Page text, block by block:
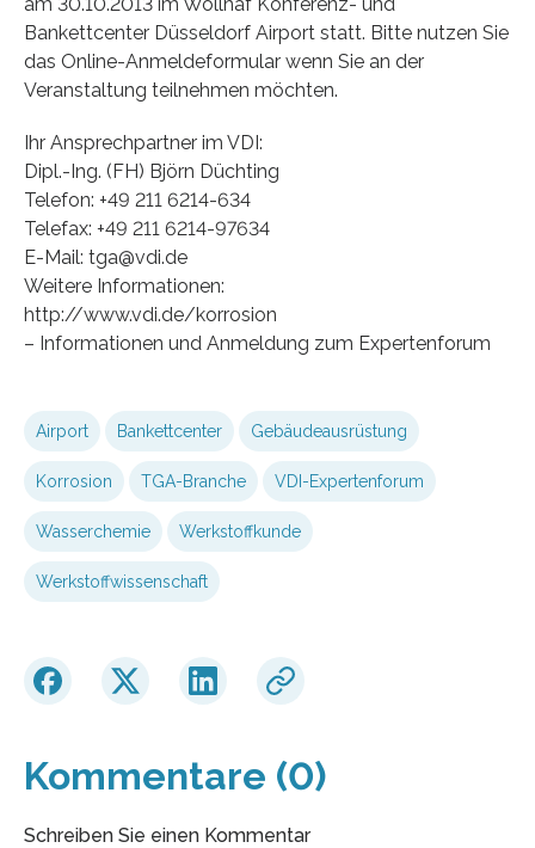
Bankettcenter Düsseldorf Airport statt. Bitte nutzen Sie
das Online-Anmeldeformular wenn Sie an der
Veranstaltung teilnehmen möchten.
Ihr Ansprechpartner im VDI:
Dipl.-Ing. (FH) Björn Düchting
Telefon: +49 211 6214-634
Telefax: +49 211 6214-97634
E-Mail: tga@vdi.de
Weitere Informationen:
http://www.vdi.de/korrosion
– Informationen und Anmeldung zum Expertenforum
Airport Bankettcenter Gebäudeausrüstung
Korrosion TGA-Branche VDI-Expertenforum
Wasserchemie Werkstoffkunde
Werkstoffwissenschaft
Kommentare (0)
Schreiben Sie einen Kommentar